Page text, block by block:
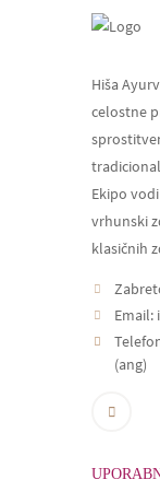
Hiša
celostne
Ekipo vodi
vrhunski
klasičnih
Email:
(ang)